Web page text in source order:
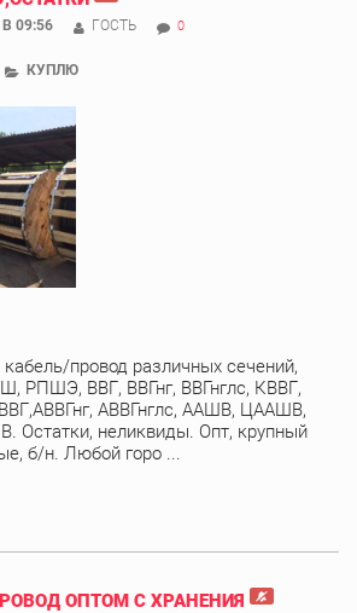
09:56 ГОСТЬ 0
КУПЛЮ
провод различных сечений,
РПШЭ, ВВГ, ВВГнг, ВВГнглс, КВВГ,
АВВГнглс, ААШВ, ЦААШВ,
Остатки, неликвиды. Опт, крупный
б/н. Любой горо ...
ОПТОМ С ХРАНЕНИЯ